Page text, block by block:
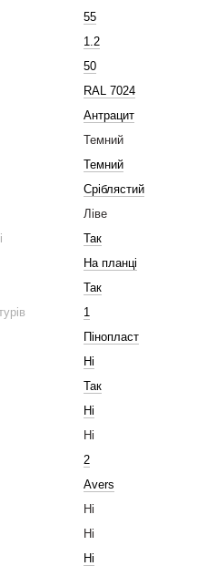
55
1.2
50
RAL 7024
Антрацит
Темний
Темний
Сріблястий
Ліве
Так
На планці
Так
1
Пінопласт
Ні
Так
Ні
Ні
2
Avers
Ні
Ні
Ні